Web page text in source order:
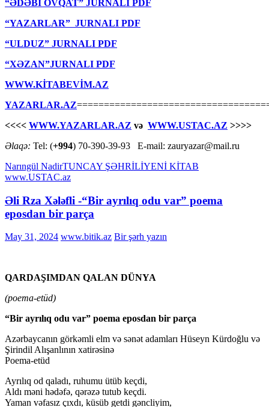
“ƏDƏBİ OVQAT” JURNALI PDF
“YAZARLAR” JURNALI PDF
“ULDUZ” JURNALI PDF
“XƏZAN”JURNALI PDF
WWW.KİTABEVİM.AZ
YAZARLAR.AZ
<<<< WWW.YAZARLAR.AZ və WWW.USTAC.AZ >>>>
Əlaqə: Tel: (+994) 70-390-39-93 E-mail: zauryazar@mail.ru
Narıngül NadirTUNCAY ŞƏHRİLİYENİ KİTAB
www.USTAC.az
Əli Rza Xələfli -“Bir ayrılıq odu var” poema
eposdan bir parça
May 31, 2024 www.bitik.az Bir şərh yazın
QARDAŞIMDAN QALAN DÜNYA
(poema-etüd)
“Bir ayrılıq odu var” poema eposdan bir parça
Azərbaycanın görkəmli elm və sənət adamları Hüseyn Kürdoğlu və
Şirindil Alışanlının xatirəsinə
Poema-etüd
Ayrılıq od qaladı, ruhumu ütüb keçdi,
Aldı məni hədəfə, qərəzə tutub keçdi.
Yaman vəfasız çıxdı, küsüb getdi gəncliyim,